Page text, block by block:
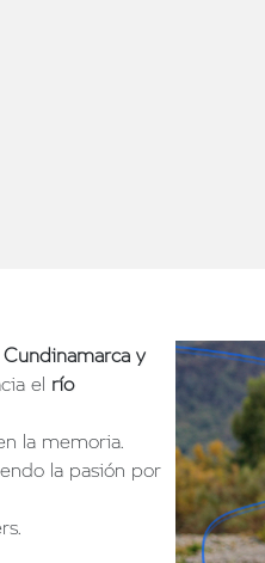
Cundinamarca y
el río
la memoria.
la pasión por